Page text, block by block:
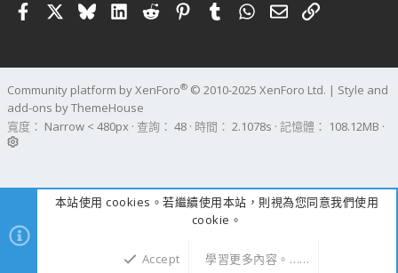
FacebookBlueskyLinkedIn
RedditPinterestTumblrWhatsApp
電子郵件
連結
Community platform by XenForo® © 2010-2025 XenForo Ltd. | Style and
add-ons by ThemeHouse
寬度
查詢 48 時間 2.1078s 記憶體 108.12MB
本站使用 cookies。若繼續使用本站，則視為您同意我們使用
cookie。
Accept 學習更多內容。……